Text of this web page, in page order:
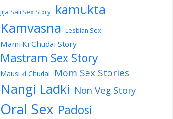
Jija Sali Sex Story kamukta
Kamvasna Lesbian Sex
Mami Ki Chudai Story
Mastram Sex Story
Mausi ki Chudai Mom Sex Stories
Nangi Ladki Non Veg Story
Oral Sex Padosi